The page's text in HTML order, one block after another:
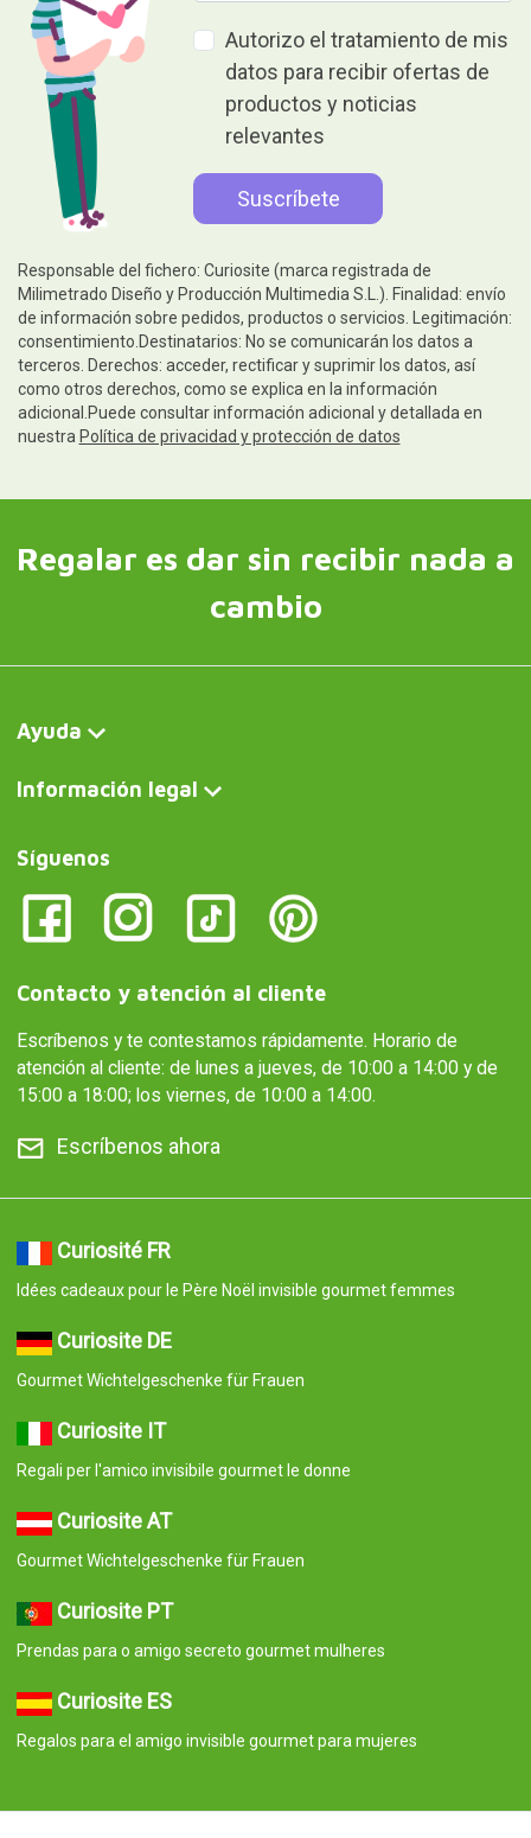
Autorizo el tratamiento de mis
datos para recibir ofertas de
productos y noticias
relevantes
Responsable del fichero: Curiosite (marca registrada de
Milimetrado Diseño y Producción Multimedia S.L.). Finalidad: envío
de información sobre pedidos, productos o servicios. Legitimación:
consentimiento.Destinatarios: No se comunicarán los datos a
terceros. Derechos: acceder, rectificar y suprimir los datos, así
como otros derechos, como se explica en la información
adicional.Puede consultar información adicional y detallada en
nuestra Política de privacidad y protección de datos
Regalar es dar sin recibir nada a
cambio
Ayuda
Información legal
Síguenos
Contacto y atención al cliente
Escríbenos y te contestamos rápidamente. Horario de
atención al cliente: de lunes a jueves, de 10:00 a 14:00 y de
15:00 a 18:00; los viernes, de 10:00 a 14:00.
Escríbenos ahora
Curiosité FR
Idées cadeaux pour le Père Noël invisible gourmet femmes
Curiosite DE
Gourmet Wichtelgeschenke für Frauen
Curiosite IT
Regali per l'amico invisibile gourmet le donne
Curiosite AT
Gourmet Wichtelgeschenke für Frauen
Curiosite PT
Prendas para o amigo secreto gourmet mulheres
Curiosite ES
Regalos para el amigo invisible gourmet para mujeres